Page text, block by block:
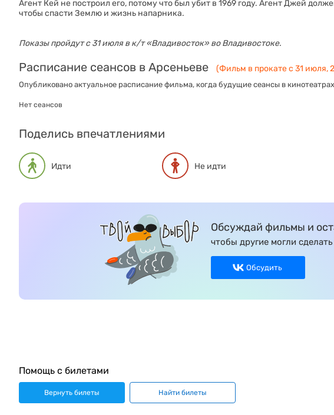
Агент Кей не построил его, потому что был убит в 1969 году. Агент Джей
чтобы спасти Землю и жизнь напарника.
Показы пройдут с 31 июля в к/т «‎Владивосток» во Владивостоке.
Расписание сеансов в Арсеньеве (Фильм в прокате с 31 июля,
Опубликовано актуальное расписание фильма, когда будущие сеансы в
Нет сеансов
Поделись впечатлениями
Идти Не идти
Обсуждай фильмы и
чтобы другие могли
Обсудить
Помощь с билетами
Вернуть билеты Найти билеты